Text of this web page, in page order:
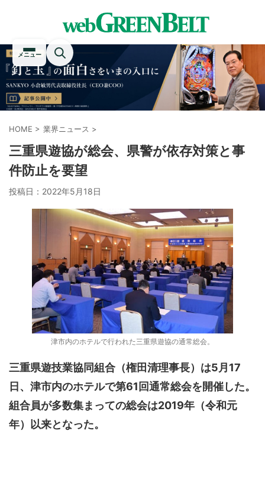
メニュー
HOME > 業界ニュース >
三重県遊協が総会、県警が依存対策と事
件防止を要望
投稿日： 2022年5月18日
津市内のホテルで行われた三重県遊協の通常総会。
三重県遊技業協同組合（権田清理事長）は5月17
日、津市内のホテルで第61回通常総会を開催した。
組合員が多数集まっての総会は2019年（令和元
年）以来となった。